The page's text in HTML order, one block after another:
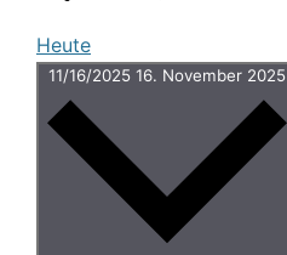
Heute
11/16/2025 16. November 2025